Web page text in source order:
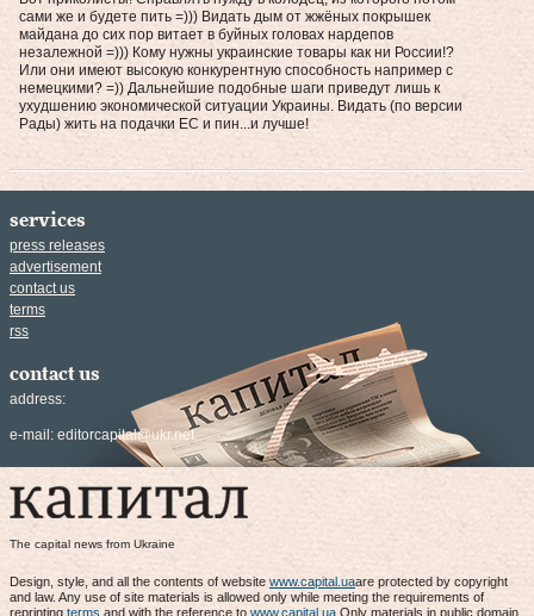
сами же и будете пить =))) Видать дым от жжёных покрышек
майдана до сих пор витает в буйных головах нардепов
незалежной =))) Кому нужны украинские товары как ни России!?
Или они имеют высокую конкурентную способность например с
немецкими? =)) Дальнейшие подобные шаги приведут лишь к
ухудшению экономической ситуации Украины. Видать (по версии
Рады) жить на подачки ЕС и пин...и лучше!
services
press releases
advertisement
contact us
terms
rss
contact us
address:
e-mail: editorcapital@ukr.net
The capital news from Ukraine
Design, style, and all the contents of website www.capital.uaare protected by copyright
and law. Any use of site materials is allowed only while meeting the requirements of
reprinting terms and with the reference to www.capital.ua .Only materials in public domain